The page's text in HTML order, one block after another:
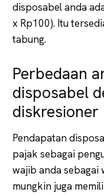
disposabel anda
x Rp100). Itu
tabung.
Perbedaan
disposabel
diskresioner
Pendapatan
pajak sebagai
wajib anda sebagai
mungkin juga